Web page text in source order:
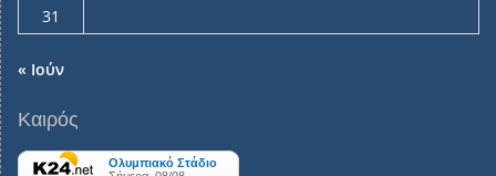
31
« Ιούν
Καιρός